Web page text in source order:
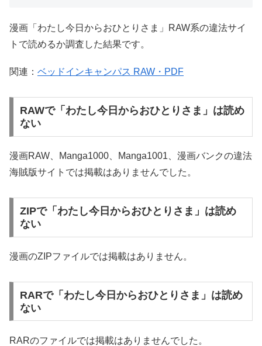
漫画「わたし今日からおひとりさま」RAW系の違法サイ
トで読めるか調査した結果です。
関連： ベッドインキャンパス RAW・PDF
RAWで「わたし今日からおひとりさま」は読め
ない
漫画RAW、Manga1000、Manga1001、漫画バンクの違法
海賊版サイトでは掲載はありませんでした。
ZIPで「わたし今日からおひとりさま」は読め
ない
漫画のZIPファイルでは掲載はありません。
RARで「わたし今日からおひとりさま」は読め
ない
RARのファイルでは掲載はありませんでした。